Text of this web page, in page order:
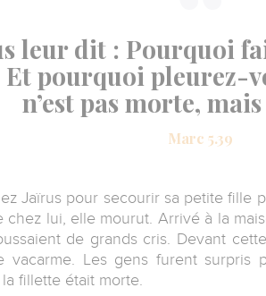
leur dit : Pourquoi
pourquoi pleurez-
n’est pas morte,
Marc 5.39
Jaïrus pour secourir sa petite fille
lui, elle mourut. Arrivé à la
de grands cris. Devant
vacarme. Les gens furent surpris
fillette était morte.